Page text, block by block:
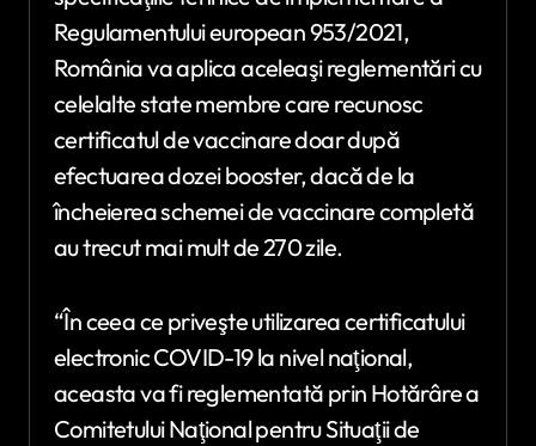
Regulamentului european 953/2021,
România va aplica aceleaşi reglementări cu
celelalte state membre care recunosc
certificatul de vaccinare doar după
efectuarea dozei booster, dacă de la
încheierea schemei de vaccinare completă
au trecut mai mult de 270 zile.
“În ceea ce priveşte utilizarea certificatului
electronic COVID-19 la nivel naţional,
aceasta va fi reglementată prin Hotărâre a
Comitetului Naţional pentru Situaţii de